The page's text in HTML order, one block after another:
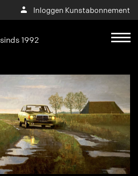
Inloggen Kunstabonnement
sinds 1992